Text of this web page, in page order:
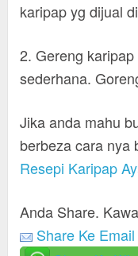
karipap yg dijual
2. Gereng
sederhana.
Jika anda mahu
berbeza cara nya
Resepi Karipap
Anda Share.
Share Ke